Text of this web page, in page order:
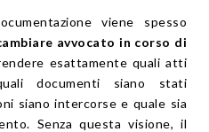
viene spesso
avvocato in corso di
esattamente quali atti
documenti siano stati
siano intercorse e quale sia
Senza questa visione, il